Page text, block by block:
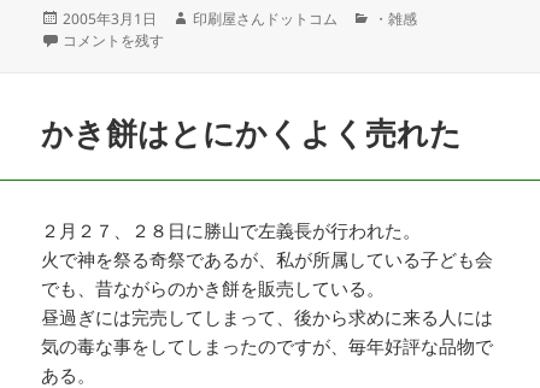
投
稿
2005年3月1日
作
印刷屋さんドットコム
カ・雑感
子ども会＋老人会の協力品 に
コメントを残す
かき餅はとにかくよく売れた
２月２７、２８日に勝山で左義長が行われた。
火で神を祭る奇祭であるが、私が所属している子ども会
でも、昔ながらのかき餅を販売している。
昼過ぎには完売してしまって、後から求めに来る人には
気の毒な事をしてしまったのですが、毎年好評な品物で
ある。